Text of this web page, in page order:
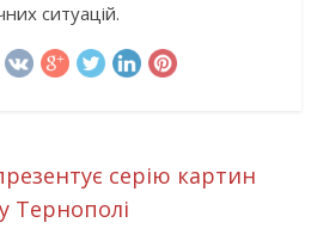
ситуацій.
серію картин
Тернополі